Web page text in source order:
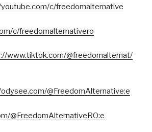
c/freedomalternative
c/freedomalternativero
www.tiktok.com/@freedomalternat/
@FreedomAlternative:e
@FreedomAlternativeRO:e